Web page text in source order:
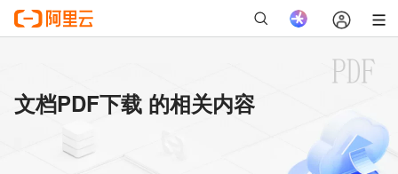
文档PDF下载 的相关内容